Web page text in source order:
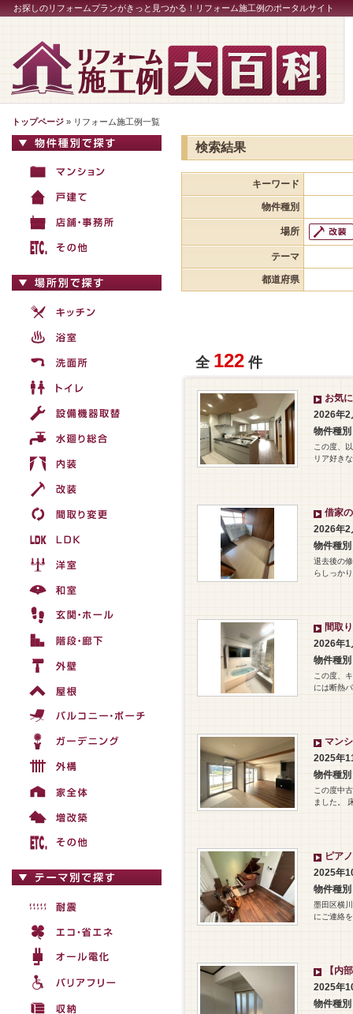
お探しのリフォームプランがきっと見つかる！リフォーム施工例のポータルサイト
トップページ » リフォーム施工例一覧
検索結果
キーワード
物件種別
場所
テーマ
都道府県
全 122 件
お気
2026年2
物件種
この度、
リア好き
借家
2026年2
物件種
退去後の
らしっか
間取
2026年1
物件種
この度、
には断熱
マン
2025年
物件種
この度中
ました。
ピア
2025年
物件種
墨田区横
にご連絡
【内
2025年
物件種